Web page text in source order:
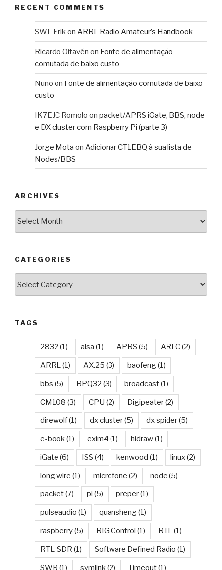
RECENT COMMENTS
SWL Erikon ARRL Radio Amateur’s Handbook
Ricardo Oitavén on Fonte de alimentação
comutada de baixo custo
Nuno on Fonte de alimentação comutada de baixo
custo
IK7EJC Romolo on packet/APRS iGate, BBS, node
e DX cluster com Raspberry Pi (parte 3)
Jorge Mota on Adicionar CT1EBQ à sua lista de
Nodes/BBS
ARCHIVES
CATEGORIES
TAGS
2832 (1) alsa (1) APRS (5) ARLC(2)
ARRL(1) AX.25 (3) baofeng(1)
bbs (5) BPQ32 (3) broadcast(1)
CM108 (3) CPU (2) Digipeater(2)
direwolf(1) dx cluster(5) dx spider(5)
e-book(1) exim4 (1) hidraw(1)
iGate (6) ISS (4) kenwood (1) linux(2)
long wire (1) microfone (2) node (5)
packet(7) pi (5) preper(1)
pulseaudio (1) quansheng(1)
raspberry(5) RIG Control (1) RTL(1)
RTL-SDR (1) Software Defined Radio (1)
SWR (1) symlink(2) Timeout(1)